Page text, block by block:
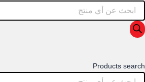
Products search